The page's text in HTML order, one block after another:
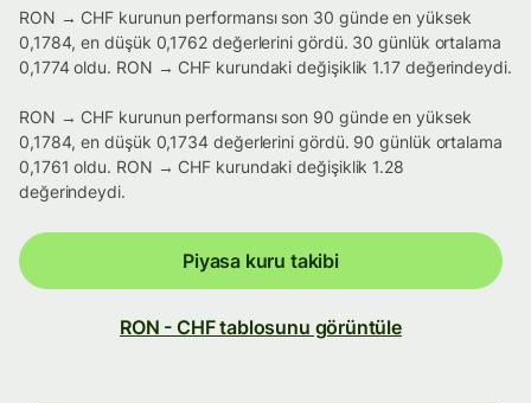
RON → CHF kurunun performansı son 30 günde en yüksek
0,1784, en düşük 0,1762 değerlerini gördü. 30 günlük ortalama
0,1774 oldu. RON → CHF kurundaki değişiklik 1.17 değerindeydi.
RON → CHF kurunun performansı son 90 günde en yüksek
0,1784, en düşük 0,1734 değerlerini gördü. 90 günlük ortalama
0,1761 oldu. RON → CHF kurundaki değişiklik 1.28
değerindeydi.
Piyasa kuru takibi
RON - CHF tablosunu görüntüle